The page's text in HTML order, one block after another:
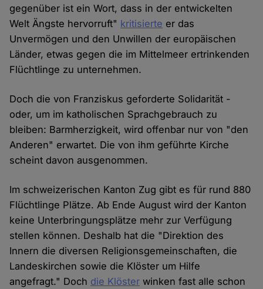
gegenüber ist ein Wort, dass in der entwickelten
Welt Ängste hervorruft" kritisierte er das
Unvermögen und den Unwillen der europäischen
Länder, etwas gegen die im Mittelmeer ertrinkenden
Flüchtlinge zu unternehmen.
Doch die von Franziskus geforderte Solidarität -
oder, um im katholischen Sprachgebrauch zu
bleiben: Barmherzigkeit, wird offenbar nur von "den
Anderen" erwartet. Die von ihm geführte Kirche
scheint davon ausgenommen.
Im schweizerischen Kanton Zug gibt es für rund 880
Flüchtlinge Plätze. Ab Ende August wird der Kanton
keine Unterbringungsplätze mehr zur Verfügung
stellen können. Deshalb hat die "Direktion des
Innern die diversen Religionsgemeinschaften, die
Landeskirchen sowie die Klöster um Hilfe
angefragt." Doch die Klöster winken fast alle schon